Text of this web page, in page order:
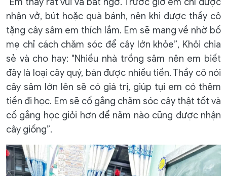
nhận vở, bút hoặc quà bánh, nên khi được thầy cô
tặng cây sâm em thích lắm. Em sẽ mang về nhờ bố
mẹ chỉ cách chăm sóc để cây lớn khỏe”, Khôi chia
sẻ và cho hay: "Nhiều nhà trồng sâm nên em biết
đây là loại cây quý, bán được nhiều tiền. Thầy cô nói
cây sâm lớn lên sẽ có giá trị, giúp tụi em có thêm
tiền đi học. Em sẽ cố gắng chăm sóc cây thật tốt và
cố gắng học giỏi hơn để năm nào cũng được nhận
cây giống”.